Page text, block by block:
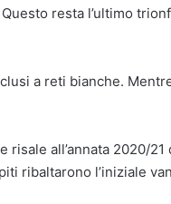
resta l’ultimo
a reti bianche.
risale all’annata 2020/21
ribaltarono l’iniziale